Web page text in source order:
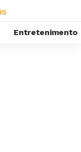
Entretenimento